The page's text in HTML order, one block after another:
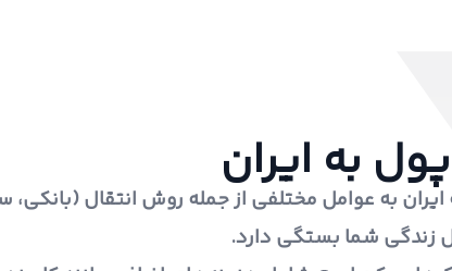
به ایران
ایران به عوامل مختلفی از جمله روش انتقال
زندگی شما بستگی دارد.